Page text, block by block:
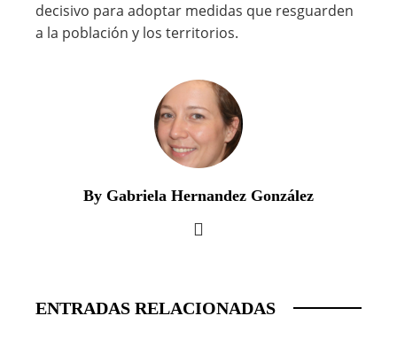
decisivo para adoptar medidas que resguarden
a la población y los territorios.
By Gabriela Hernandez González
ENTRADAS RELACIONADAS